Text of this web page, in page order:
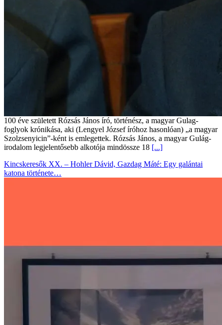
100 éve született Rózsás János író, történész, a magyar Gulag-
foglyok krónikása, aki (Lengyel József íróhoz hasonlóan) „a magyar
Szolzsenyicin”-ként is emlegettek. Rózsás János, a magyar Gulág-
irodalom legjelentősebb alkotója mindössze 18 [...]
Kincskeresők XX. – Hohler Dávid, Gazdag Máté: Egy galántai
katona története…